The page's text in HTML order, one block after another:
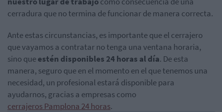
cerradura que no termina de funcionar de manera correcta.
Ante estas circunstancias, es importante que el cerrajero
que vayamos a contratar no tenga una ventana horaria,
sino queestén disponibles 24 horas al día. De esta
manera, seguro que en el momento en el que tenemos una
necesidad, un profesional estará disponible para
ayudarnos, gracias a empresas como
cerrajeros Pamplona 24 horas.